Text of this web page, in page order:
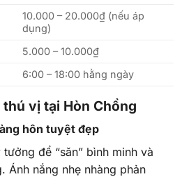
10.000 – 20.000₫ (nếu áp
dụng)
5.000 – 10.000₫
6:00 – 18:00 hằng ngày
vị tại Hòn Chồng
hôn tuyệt đẹp
để “săn” bình minh và
Ánh nắng nhẹ nhàng phản